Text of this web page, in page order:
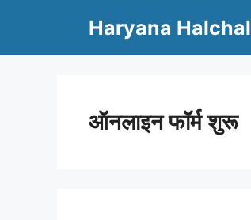
Haryana Halchal
ऑनलाइन फॉर्म शुरू